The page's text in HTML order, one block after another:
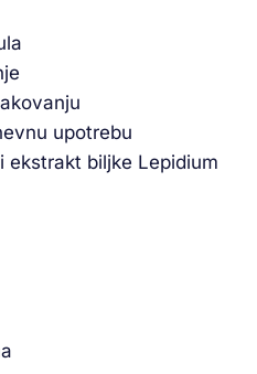
upotrebu
ekstrakt biljke Lepidium